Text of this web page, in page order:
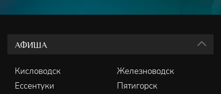
АФИША
Кисловодск
Железноводск
Ессентуки
Пятигорск